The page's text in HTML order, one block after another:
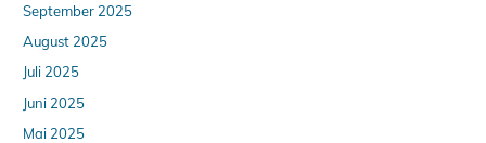
September 2025
August 2025
Juli 2025
Juni 2025
Mai 2025